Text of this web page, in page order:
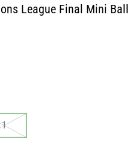
League Final Mini Ball
1